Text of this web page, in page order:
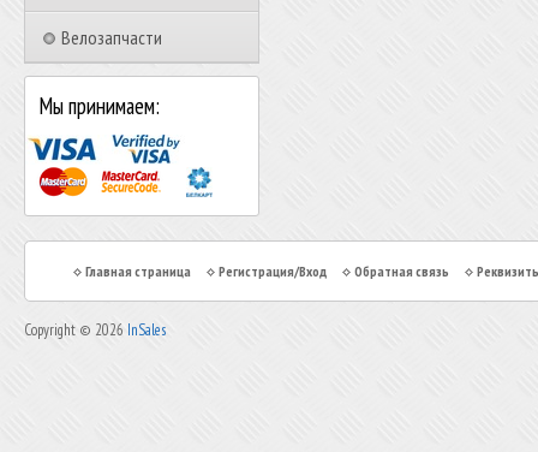
Велозапчасти
Мы принимаем:
Главная страница Регистрация/Вход Обратная связь
Copyright © 2026 InSales